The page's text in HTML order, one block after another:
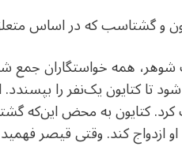
و گشتاسب که در اساس
همه خواستگاران جمع
تا کتایون یک‌نفر را
کتایون به محض این‌که
ازدواج کند. وقتی قیصر